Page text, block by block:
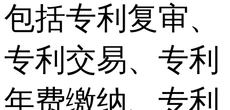
包括专利复审、
专利交易、专利
年费缴纳、专利